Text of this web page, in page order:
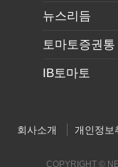
뉴스리듬
토마토증권
IB토마토
회사소개 개인정보
COPYRIGHT ©